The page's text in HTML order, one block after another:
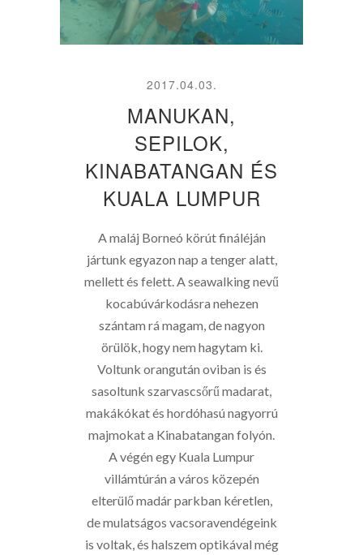
2017.04.03.
MANUKAN,
SEPILOK,
KINABATANGAN ÉS
KUALA LUMPUR
A maláj Borneó körút fináléján
jártunk egyazon nap a tenger alatt,
mellett és felett. A seawalking nevű
kocabúvárkodásra nehezen
szántam rá magam, de nagyon
örülök, hogy nem hagytam ki.
Voltunk orangután oviban is és
sasoltunk szarvascsőrű madarat,
makákókat és hordóhasú nagyorrú
majmokat a Kinabatangan folyón.
A végén egy Kuala Lumpur
villámtúrán a város közepén
elterülő madár parkban kéretlen,
de mulatságos vacsoravendégeink
is voltak, és halszem optikával még